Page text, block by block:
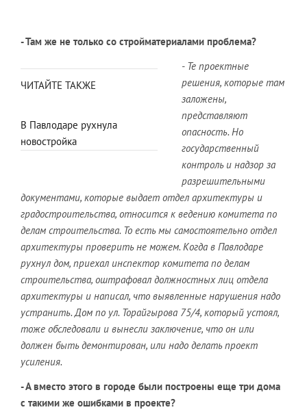
- Там же не только со стройматериалами проблема?
ЧИТАЙТЕ ТАКЖЕ
В Павлодаре рухнула
новостройка
- Те проектные
решения, которые там
заложены,
представляют
опасность. Но
государственный
контроль и надзор за
разрешительными
документами, которые выдает отдел архитектуры и
градостроительства, относится к ведению комитета по
делам строительства. То есть мы самостоятельно отдел
архитектуры проверить не можем. Когда в Павлодаре
рухнул дом, приехал инспектор комитета по делам
строительства, оштрафовал должностных лиц отдела
архитектуры и написал, что выявленные нарушения надо
устранить. Дом по ул. Торайгырова 75/4, который устоял,
тоже обследовали и вынесли заключение, что он или
должен быть демонтирован, или надо делать проект
усиления.
- А вместо этого в городе были построены еще три дома
с такими же ошибками в проекте?